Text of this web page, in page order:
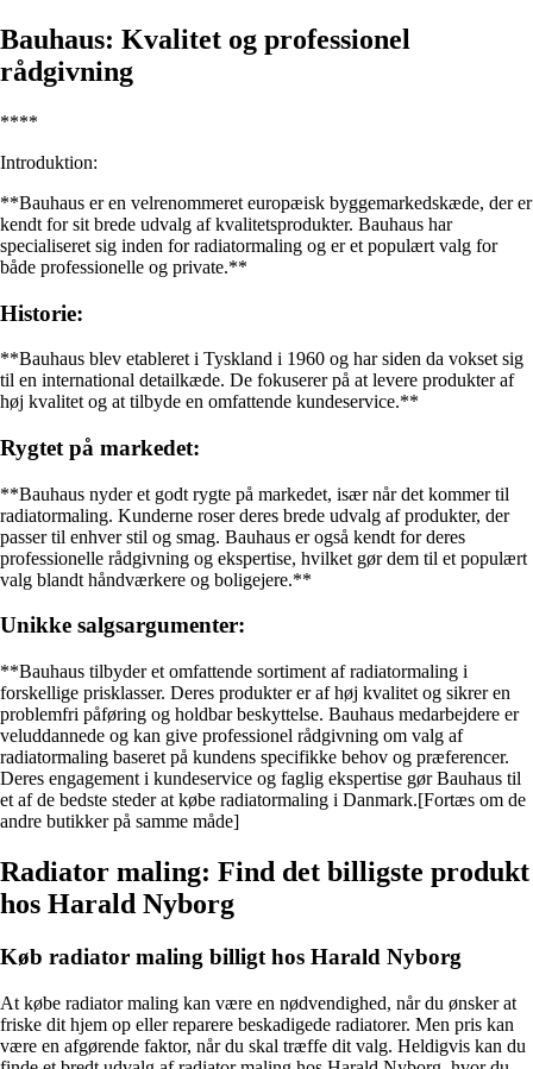
Bauhaus: Kvalitet og professionel
rådgivning
****
Introduktion:
**Bauhaus er en velrenommeret europæisk byggemarkedskæde, der er
kendt for sit brede udvalg af kvalitetsprodukter. Bauhaus har
specialiseret sig inden for radiatormaling og er et populært valg for
både professionelle og private.**
Historie:
**Bauhaus blev etableret i Tyskland i 1960 og har siden da vokset sig
til en international detailkæde. De fokuserer på at levere produkter af
høj kvalitet og at tilbyde en omfattende kundeservice.**
Rygtet på markedet:
**Bauhaus nyder et godt rygte på markedet, især når det kommer til
radiatormaling. Kunderne roser deres brede udvalg af produkter, der
passer til enhver stil og smag. Bauhaus er også kendt for deres
professionelle rådgivning og ekspertise, hvilket gør dem til et populært
valg blandt håndværkere og boligejere.**
Unikke salgsargumenter:
**Bauhaus tilbyder et omfattende sortiment af radiatormaling i
forskellige prisklasser. Deres produkter er af høj kvalitet og sikrer en
problemfri påføring og holdbar beskyttelse. Bauhaus medarbejdere er
veluddannede og kan give professionel rådgivning om valg af
radiatormaling baseret på kundens specifikke behov og præferencer.
Deres engagement i kundeservice og faglig ekspertise gør Bauhaus til
et af de bedste steder at købe radiatormaling i Danmark.[Fortæs om de
andre butikker på samme måde]
Radiator maling: Find det billigste produkt
hos Harald Nyborg
Køb radiator maling billigt hos Harald Nyborg
At købe radiator maling kan være en nødvendighed, når du ønsker at
friske dit hjem op eller reparere beskadigede radiatorer. Men pris kan
være en afgørende faktor, når du skal træffe dit valg. Heldigvis kan du